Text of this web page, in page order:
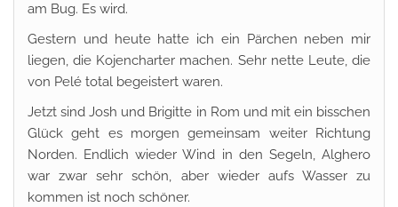
am Bug. Es wird.
Gestern und heute hatte ich ein Pärchen neben mir
liegen, die Kojencharter machen. Sehr nette Leute, die
von Pelé total begeistert waren.
Jetzt sind Josh und Brigitte in Rom und mit ein bisschen
Glück geht es morgen gemeinsam weiter Richtung
Norden. Endlich wieder Wind in den Segeln, Alghero
war zwar sehr schön, aber wieder aufs Wasser zu
kommen ist noch schöner.